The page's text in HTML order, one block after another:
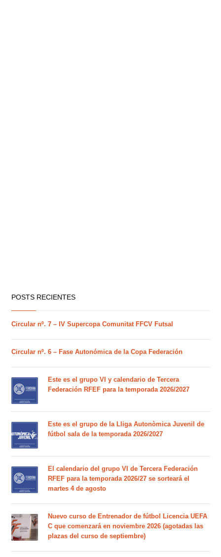
POSTS RECIENTES
Circular nº. 7 – IV Supercopa Comunitat FFCV Futsal
Circular nº. 6 – Fase Autonómica de la Copa Federación
Este es el grupo VI y calendario de Tercera
Federación RFEF para la temporada 2026/2027
Este es el grupo de la Lliga Autonòmica Juvenil de
fútbol sala de la temporada 2026/2027
El calendario del grupo VI de Tercera Federación
RFEF para la temporada 2026/27 se sorteará el
martes 4 de agosto
Nuevo curso de Entrenador de fútbol Licencia UEFA
C que comenzará en noviembre 2026 (agotadas las
plazas del curso de septiembre)